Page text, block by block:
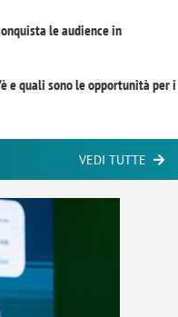
le audience in
e quali sono le opportunità per i
VEDI TUTTE